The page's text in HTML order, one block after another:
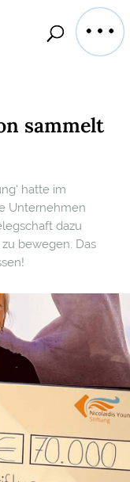
sammelt
hatte im
Unternehmen
dazu
bewegen. Das